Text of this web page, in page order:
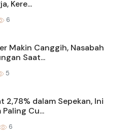
Kere...
6
Makin Canggih, Nasabah
Saat...
5
2,78% dalam Sepekan, Ini
Cu...
6